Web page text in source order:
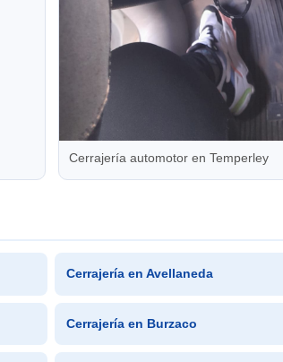
Cerrajería automotor en Temperley
Cerrajería en Avellaneda
Cerrajería en Burzaco